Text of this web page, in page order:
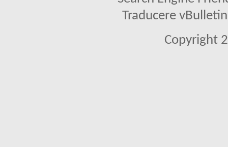
Traducere
Copyright